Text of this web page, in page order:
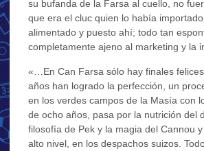
su bufanda de la Farsa al cuello, no
que era el cluc quien lo había
alimentado y puesto ahí; todo tan
completamente ajeno al marketing y la
«…En Can Farsa sólo hay finales
años han logrado la perfección, un
en los verdes campos de la Masía con
de ocho años, pasa por la nutrición del
filosofía de Pek y la magia del Cannou
alto nivel, en los despachos suizos.